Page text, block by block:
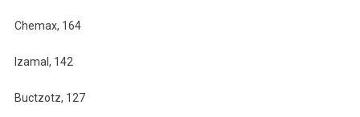
Chemax, 164
Izamal, 142
Buctzotz, 127